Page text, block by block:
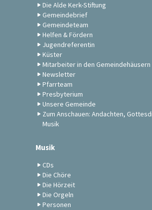
Die Alde Kerk-Stiftung
Gemeindebrief
Gemeindeteam
Helfen & Fördern
Jugendreferentin
Küster
Mitarbeiter in den Gemeindehäusern
Newsletter
Pfarrteam
Presbyterium
Unsere Gemeinde
Zum Anschauen: Andachten,
Musik
Musik
CDs
Die Chöre
Die Hörzeit
Die Orgeln
Personen